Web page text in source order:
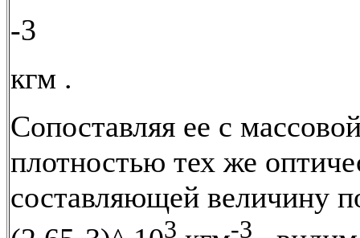
-3
кгм .
Сопоставляя ее с
плотностью тех же
составляющей величину
3 -3